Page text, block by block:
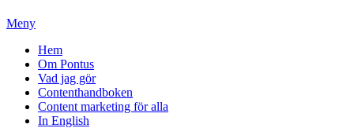
Meny
Hem
Om Pontus
Vad jag gör
Contenthandboken
Content marketing för alla
In English